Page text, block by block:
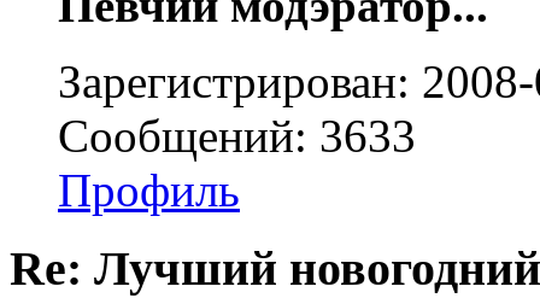
Зарегистрирован:
Сообщений: 3633
Профиль
Re: Лучший